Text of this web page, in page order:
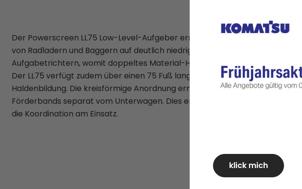
Der Powerscreen LL75 Low-Level-Aufgeber ermöglicht eine direkte
von Radladern und Baggern auf deutlich niedrigerer Höhe als bei anderen
Aufgabetrichtern, womit doppeltes Material-Handling vor Ort überflüssig
Der LL75 verfügt zudem über einen 75 Fuß langen Haldenförderer für
Haldenbildung. Die kreisförmige Anordnung ermöglicht eine Drehung des
Förderbands separat vom Unterwagen. Dies erhöht die Effizienz und
die Koordination am Einsatz.
klick mich